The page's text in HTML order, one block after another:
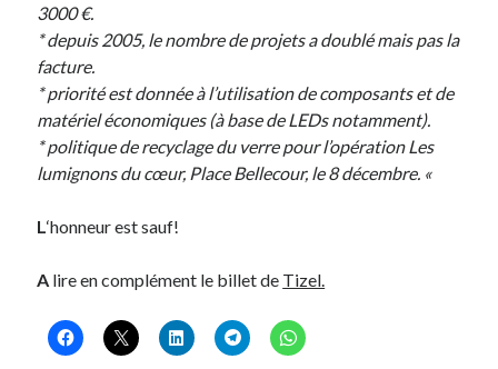
3000 €.
* depuis 2005, le nombre de projets a doublé mais pas la
facture.
* priorité est donnée à l’utilisation de composants et de
matériel économiques (à base de LEDs notamment).
* politique de recyclage du verre pour l’opération Les
lumignons du cœur, Place Bellecour, le 8 décembre. «
L‘honneur est sauf!
A lire en complément le billet de Tizel.